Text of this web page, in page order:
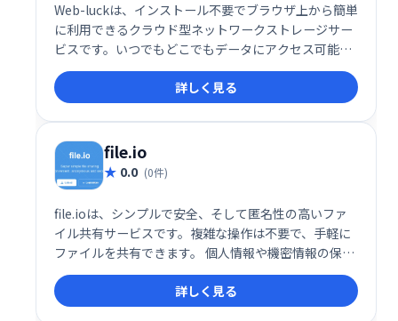
Web-luckは、インストール不要でブラウザ上から簡単
に利用できるクラウド型ネットワークストレージサー
ビスです。いつでもどこでもデータにアクセス可能
で、場所を問わず効率的なデータ管理を実現します。
詳しく見る
file.io
0.0 (0件)
file.ioは、シンプルで安全、そして匿名性の高いファ
イル共有サービスです。複雑な操作は不要で、手軽に
ファイルを共有できます。 個人情報や機密情報の保護
に配慮した設計となっており、安心してご利用いただ
けます。 誰でも簡単に、すぐにファイルを送受信でき
ます。
詳しく見る